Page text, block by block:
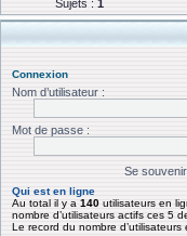
Sujets : 1
Connexion
Nom d’utilisateur :
Mot de passe :
Se
Qui est en ligne
Au total il y a 140 utilisateurs en
nombre d’utilisateurs actifs ces 5
Le record du nombre d’utilisateurs